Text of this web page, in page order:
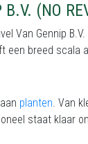
(NO
Van Gennip
breed scala
planten. Van
staat klaar